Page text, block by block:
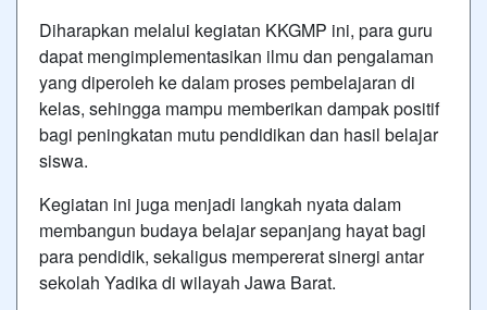
Diharapkan melalui kegiatan KKGMP ini, para guru
dapat mengimplementasikan ilmu dan pengalaman
yang diperoleh ke dalam proses pembelajaran di
kelas, sehingga mampu memberikan dampak positif
bagi peningkatan mutu pendidikan dan hasil belajar
siswa.
Kegiatan ini juga menjadi langkah nyata dalam
membangun budaya belajar sepanjang hayat bagi
para pendidik, sekaligus mempererat sinergi antar
sekolah Yadika di wilayah Jawa Barat.